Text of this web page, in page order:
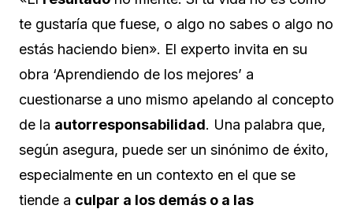
te gustaría que fuese, o algo no sabes o algo no
estás haciendo bien». El experto invita en su
obra ‘Aprendiendo de los mejores’ a
cuestionarse a uno mismo apelando al concepto
de la autorresponsabilidad. Una palabra que,
según asegura, puede ser un sinónimo de éxito,
especialmente en un contexto en el que se
tiende a culpar a los demás o a las